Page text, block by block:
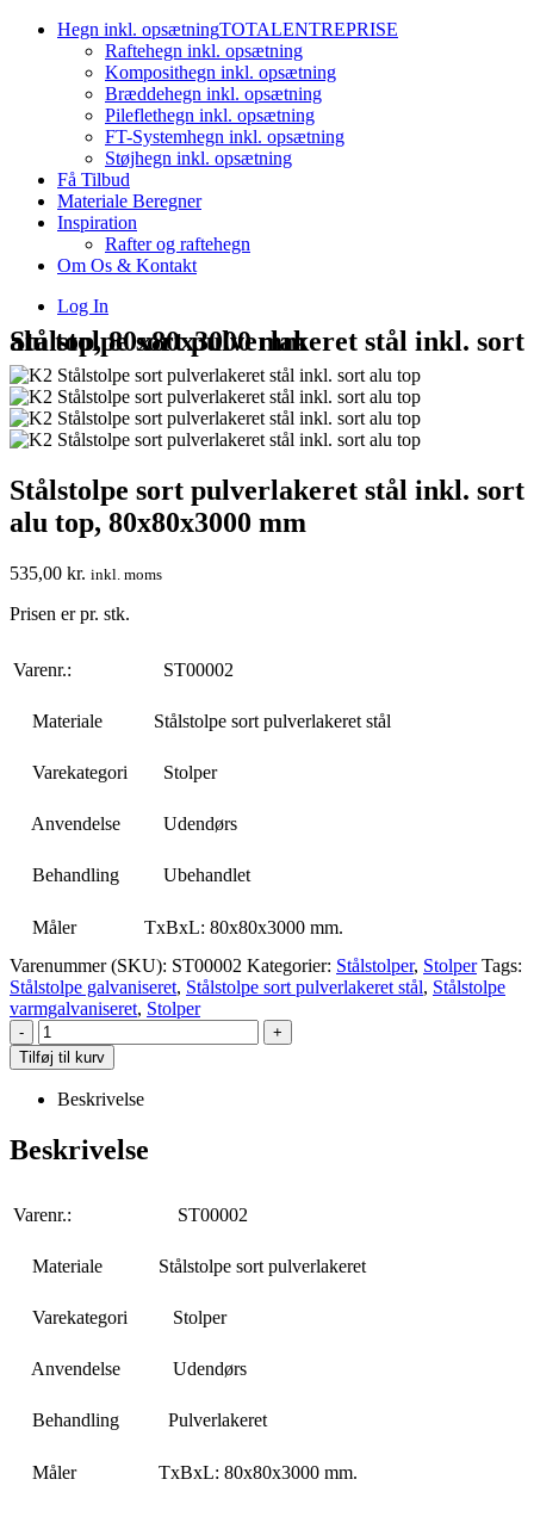
Hegn inkl. opsætningTOTALENTREPRISE
Raftehegn inkl. opsætning
Komposithegn inkl. opsætning
Bræddehegn inkl. opsætning
Pileflethegn inkl. opsætning
FT-Systemhegn inkl. opsætning
Støjhegn inkl. opsætning
Få Tilbud
Materiale Beregner
Inspiration
Rafter og raftehegn
Om Os & Kontakt
Log In
Stålstolpe sort pulverlakeret stål inkl. sort alu top, 80x80x3000 mm
Stålstolpe sort pulverlakeret stål inkl. sort
alu top, 80x80x3000 mm
535,00 kr. inkl. moms
Prisen er pr. stk.
Varenr.: ST00002
Materiale Stålstolpe sort pulverlakeret stål
Varekategori Stolper
Anvendelse Udendørs
Behandling Ubehandlet
Måler
TxBxL: 80x80x3000 mm.
Varenummer (SKU): ST00002 Kategorier: Stålstolper, Stolper Tags:
Stålstolpe galvaniseret, Stålstolpe sort pulverlakeret stål, Stålstolpe
varmgalvaniseret, Stolper
-
+
Tilføj til kurv
Beskrivelse
Beskrivelse
Varenr.: ST00002
Materiale Stålstolpe sort pulverlakeret
Varekategori Stolper
Anvendelse Udendørs
Behandling Pulverlakeret
Måler TxBxL: 80x80x3000 mm.